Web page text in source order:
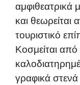
αμφιθεατρικά
και θεωρείται
τουριστικό
Κοσμείται
γραφικά